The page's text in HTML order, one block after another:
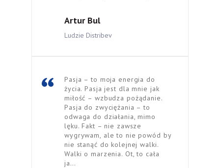
Artur Bul
Ludzie Distribev
Pasja – to moja energia do
życia. Pasja jest dla mnie jak
miłość – wzbudza pożądanie.
Pasja do zwyciężania – to
odwaga do działania, mimo
lęku. Fakt – nie zawsze
wygrywam, ale to nie powód by
nie stanąć do kolejnej walki.
Walki o marzenia. Ot, to cała
ja…